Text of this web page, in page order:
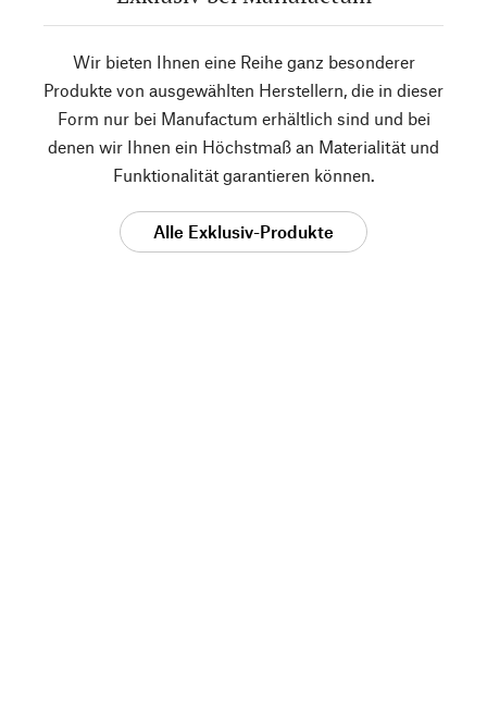
Wir bieten Ihnen eine Reihe ganz besonderer
Produkte von ausgewählten Herstellern, die in dieser
Form nur bei Manufactum erhältlich sind und bei
denen wir Ihnen ein Höchstmaß an Materialität und
Funktionalität garantieren können.
Alle Exklusiv-Produkte